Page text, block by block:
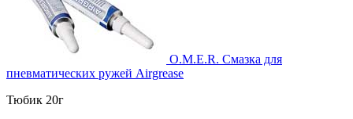
O.M.E.R. Cмазка для
пневматических ружей Airgrease
Тюбик 20г